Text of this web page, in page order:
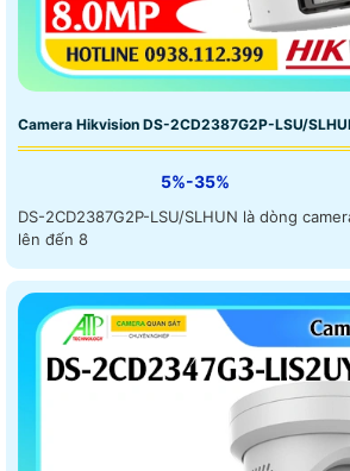
Camera Hikvision DS-2CD2387G2P-LSU/
5%-35%
DS-2CD2387G2P-LSU/SLHUN là dòng
lên đến 8